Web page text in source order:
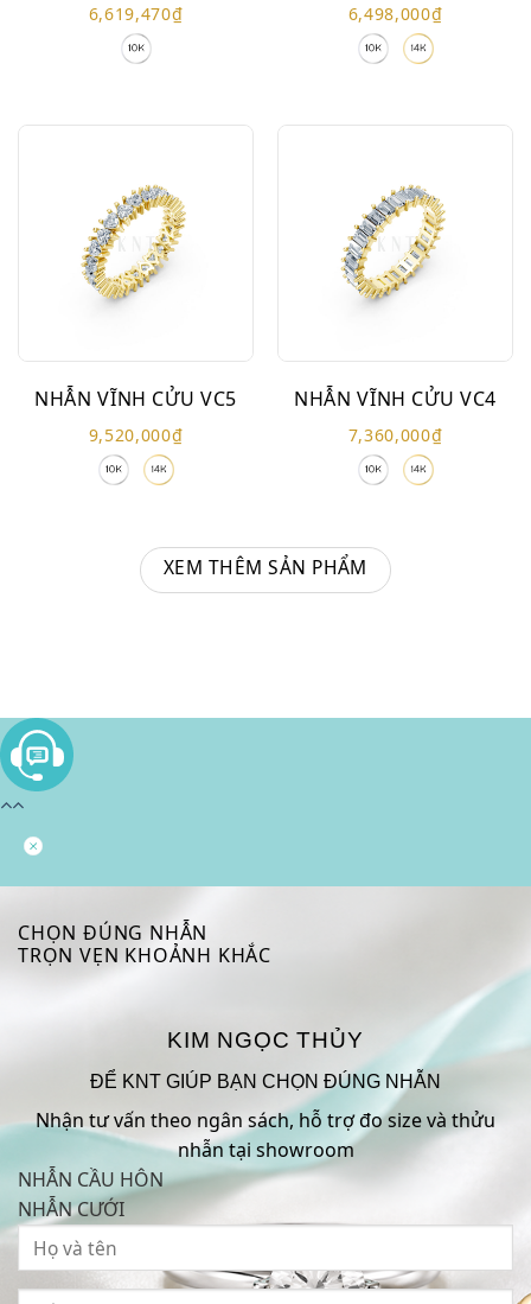
6,619,470₫ 6,498,000₫
NHẪN VĨNH CỬU VC5
9,520,000₫
NHẪN VĨNH CỬU VC4
7,360,000₫
XEM THÊM SẢN PHẨM
CHỌN ĐÚNG NHẪN
TRỌN VẸN KHOẢNH KHẮC
KIM NGỌC THỦY
ĐỂ KNT GIÚP BẠN CHỌN ĐÚNG NHẪN
Nhận tư vấn theo ngân sách, hỗ trợ đo size và thửu
nhẫn tại showroom
NHẪN CẦU HÔN
NHẪN CƯỚI